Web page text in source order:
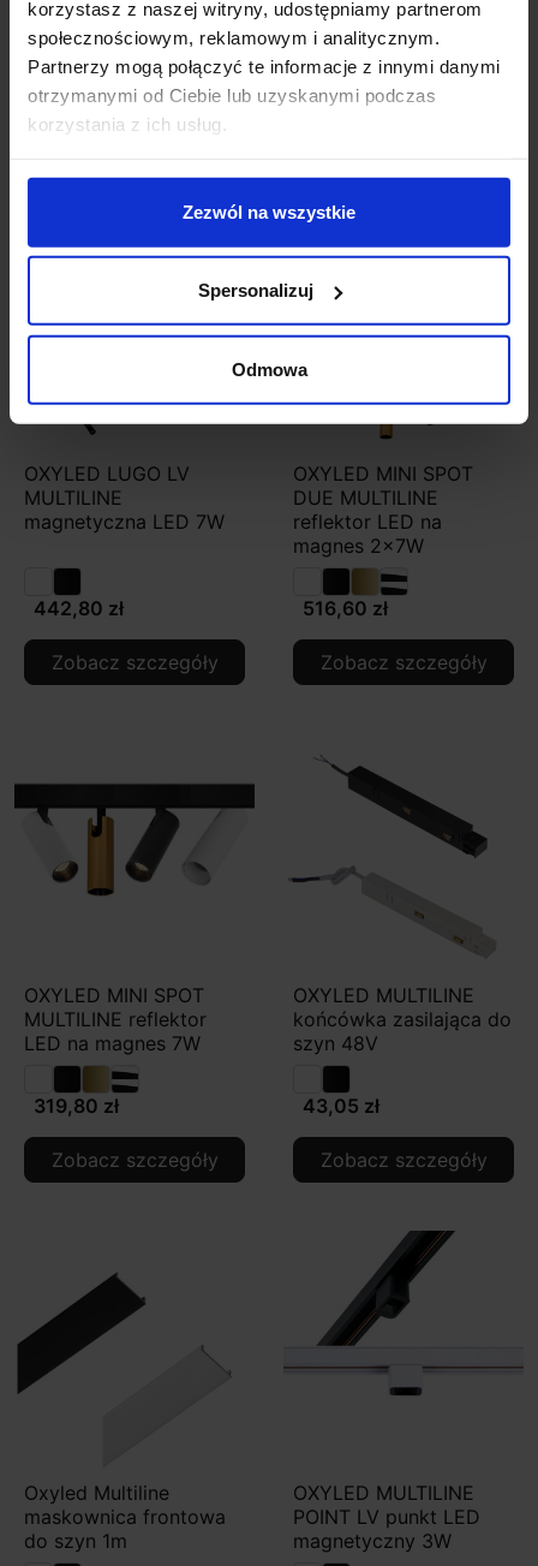
korzystasz z naszej witryny, udostępniamy partnerom
społecznościowym, reklamowym i analitycznym.
Partnerzy mogą połączyć te informacje z innymi danymi
otrzymanymi od Ciebie lub uzyskanymi podczas
korzystania z ich usług.
Zezwól na wszystkie
Spersonalizuj
Odmowa
magnetyczna LED 12W
516,60 zł
Zobacz szczegóły
magnetyczna LED 12W
492,00 zł
OXYLED LUGO LV
MULTILINE
magnetyczna LED 7W
442,80 zł
Zobacz szczegóły
OXYLED MINI SPOT
DUE MULTILINE
reflektor LED na
magnes 2x7W
516,60 zł
Zobacz szczegóły
OXYLED MINI SPOT
MULTILINE reflektor
LED na magnes 7W
319,80 zł
Zobacz szczegóły
OXYLED MULTILINE
końcówka zasilająca do
szyn 48V
43,05 zł
Zobacz szczegóły
Oxyled Multiline
maskownica frontowa
do szyn 1m
OXYLED MULTILINE
POINT LV punkt LED
magnetyczny 3W